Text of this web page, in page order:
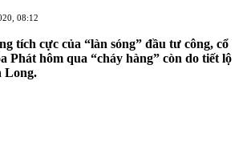
08:12
tích cực của “làn sóng” đầu tư công, cổ
Phát hôm qua “cháy hàng” còn do tiết lộ
Long.